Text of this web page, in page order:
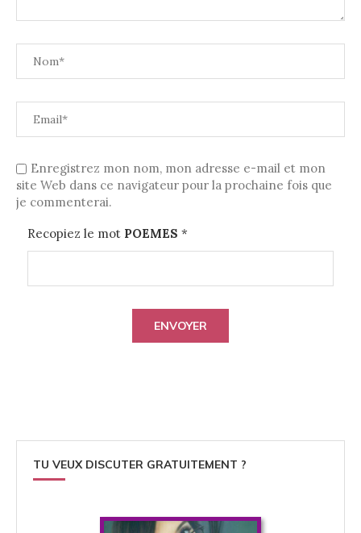
Enregistrez mon nom, mon adresse e-mail et mon
site Web dans ce navigateur pour la prochaine fois que
je commenterai.
Recopiez le mot POEMES *
TU VEUX DISCUTER GRATUITEMENT ?